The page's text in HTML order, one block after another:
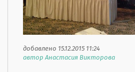
добавлено 15.12.2015 11:24
автор Анастасия Викторова